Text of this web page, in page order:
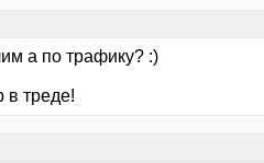
а по трафику? :)
в треде!